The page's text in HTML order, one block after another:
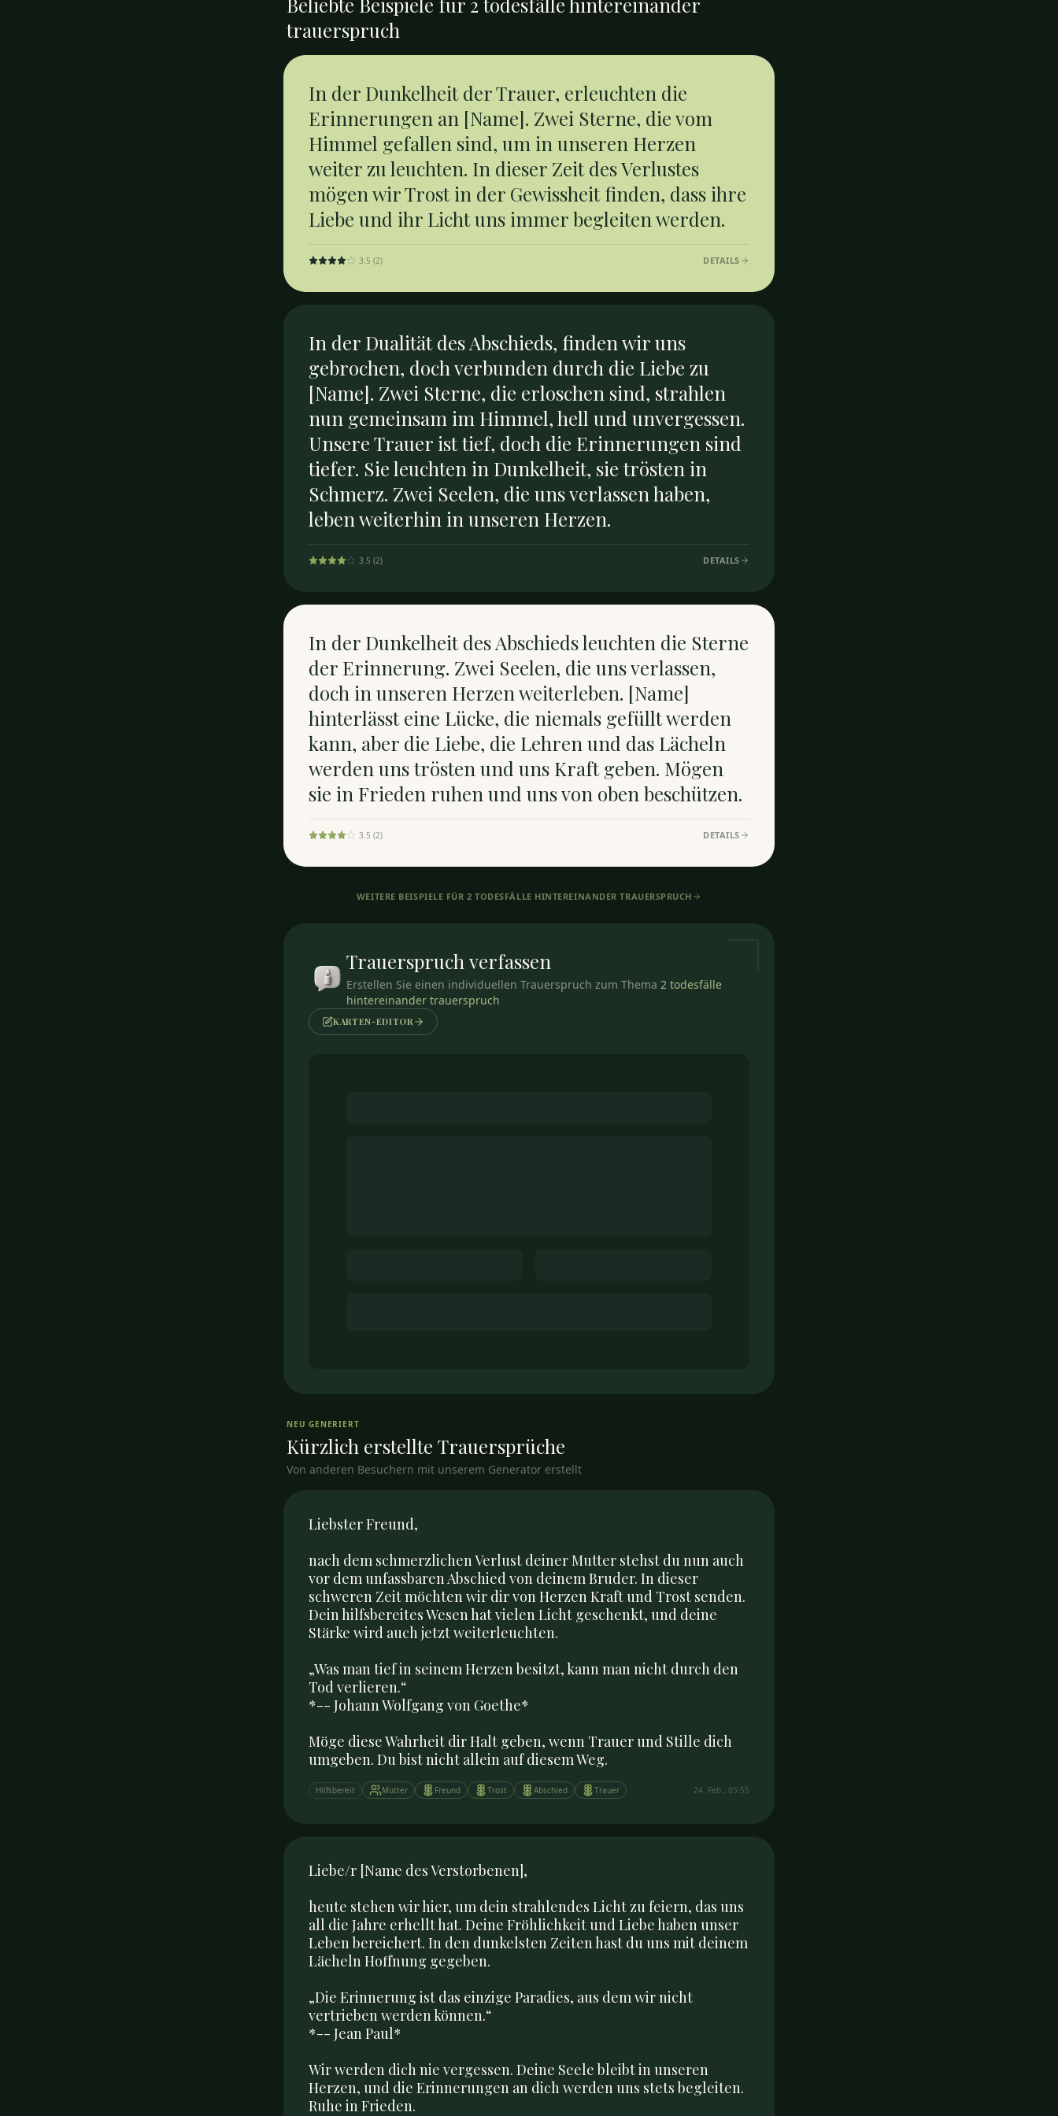
trauerspruch
In der Dunkelheit der Trauer, erleuchten die
Erinnerungen an [Name]. Zwei Sterne, die vom
Himmel gefallen sind, um in unseren Herzen
weiter zu leuchten. In dieser Zeit des Verlustes
mögen wir Trost in der Gewissheit finden, dass ihre
Liebe und ihr Licht uns immer begleiten werden.
3.5 (2) DETAILS
In der Dualität des Abschieds, finden wir uns
gebrochen, doch verbunden durch die Liebe zu
[Name]. Zwei Sterne, die erloschen sind, strahlen
nun gemeinsam im Himmel, hell und unvergessen.
Unsere Trauer ist tief, doch die Erinnerungen sind
tiefer. Sie leuchten in Dunkelheit, sie trösten in
Schmerz. Zwei Seelen, die uns verlassen haben,
leben weiterhin in unseren Herzen.
3.5 (2) DETAILS
In der Dunkelheit des Abschieds leuchten die Sterne
der Erinnerung. Zwei Seelen, die uns verlassen,
doch in unseren Herzen weiterleben. [Name]
hinterlässt eine Lücke, die niemals gefüllt werden
kann, aber die Liebe, die Lehren und das Lächeln
werden uns trösten und uns Kraft geben. Mögen
sie in Frieden ruhen und uns von oben beschützen.
3.5 (2) DETAILS
WEITERE BEISPIELE FÜR2 TODESFÄLLE HINTEREINANDER TRAUERSPRUCH
Trauerspruch verfassen
Erstellen Sie einen individuellen Trauerspruch zum Thema 2 todesfälle
hintereinander trauerspruch
KARTEN-EDITOR
NEU GENERIERT
Kürzlich erstellte Trauersprüche
Von anderen Besuchern mit unserem Generator erstellt
Liebster Freund,
nach dem schmerzlichen Verlust deiner Mutter stehst du nun auch
vor dem unfassbaren Abschied von deinem Bruder. In dieser
schweren Zeit möchten wir dir von Herzen Kraft und Trost senden.
Dein hilfsbereites Wesen hat vielen Licht geschenkt, und deine
Stärke wird auch jetzt weiterleuchten.
„Was man tief in seinem Herzen besitzt, kann man nicht durch den
Tod verlieren.“
*-- Johann Wolfgang von Goethe*
Möge diese Wahrheit dir Halt geben, wenn Trauer und Stille dich
umgeben. Du bist nicht allein auf diesem Weg.
Hilfsbereit Mutter Freund Trost Abschied Trauer 24. Feb., 05:55
Liebe/r [Name des Verstorbenen],
heute stehen wir hier, um dein strahlendes Licht zu feiern, das uns
all die Jahre erhellt hat. Deine Fröhlichkeit und Liebe haben unser
Leben bereichert. In den dunkelsten Zeiten hast du uns mit deinem
Lächeln Hoffnung gegeben.
„Die Erinnerung ist das einzige Paradies, aus dem wir nicht
vertrieben werden können.“
*-- Jean Paul*
Wir werden dich nie vergessen. Deine Seele bleibt in unseren
Herzen, und die Erinnerungen an dich werden uns stets begleiten.
Ruhe in Frieden.